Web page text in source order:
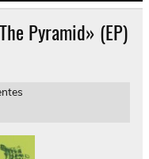
Pyramid» (EP)